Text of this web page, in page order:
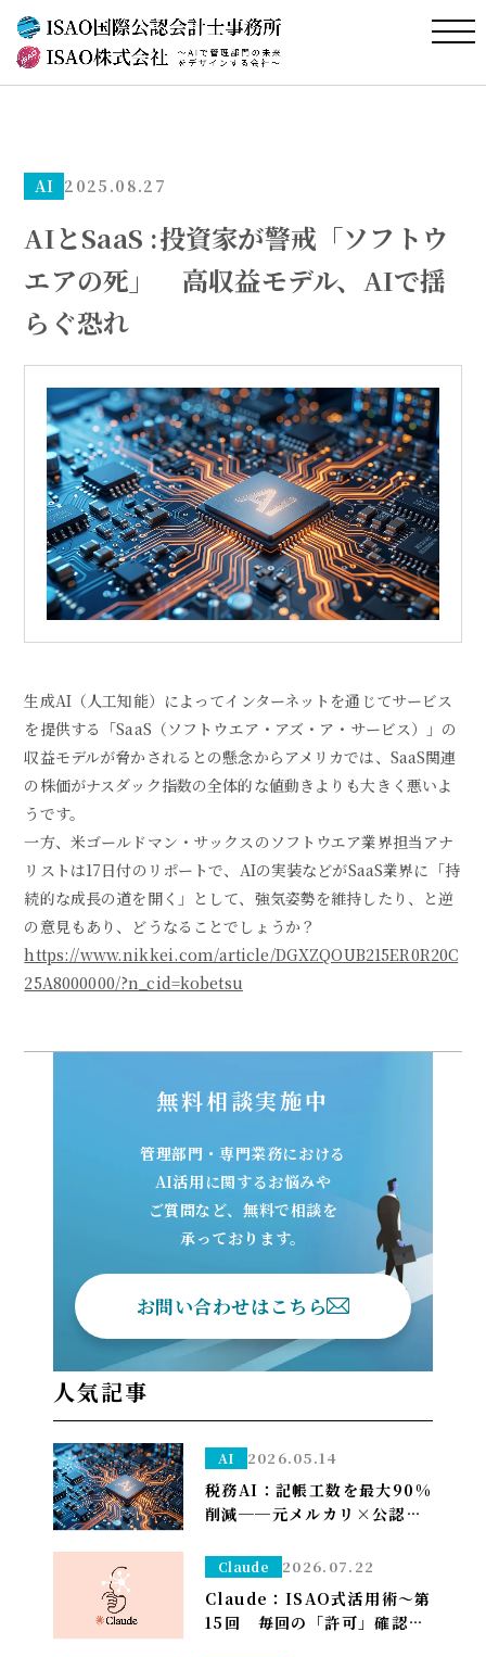
AI 2025.08.27
AIとSaaS :投資家が警戒「ソフトウ
エアの死」 高収益モデル、AIで揺
らぐ恐れ
生成AI（人工知能）によってインターネットを通じてサービス
を提供する「SaaS（ソフトウエア・アズ・ア・サービス）」の
収益モデルが脅かされるとの懸念からアメリカでは、SaaS関連
の株価がナスダック指数の全体的な値動きよりも大きく悪いよ
うです。
一方、米ゴールドマン・サックスのソフトウエア業界担当アナ
リストは17日付のリポートで、AIの実装などがSaaS業界に「持
続的な成長の道を開く」として、強気姿勢を維持したり、と逆
の意見もあり、どうなることでしょうか？
https://www.nikkei.com/article/DGXZQOUB215ER0R20C
25A8000000/?n_cid=kobetsu
無料相談実施中
管理部門・専門業務における
AI活用に関するお悩みや
ご質問など、無料で相談を
承っております。
お問い合わせはこちら
人気記事
AI 2026.05.14
税務AI：記帳工数を最大90%
削減──元メルカリ×公認会
Zeimee、半年後の本格投入
へ
Claude 2026.07.22
Claude：ISAO式活用術～第
15回 毎回の「許可」確認が